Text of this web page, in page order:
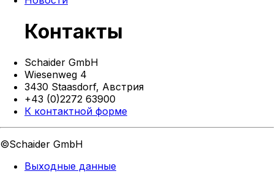
Контакты
Schaider GmbH
Wiesenweg 4
3430 Staasdorf, Австрия
+43 (0)2272 63900
К контактной форме
©Schaider GmbH
Выходные данные